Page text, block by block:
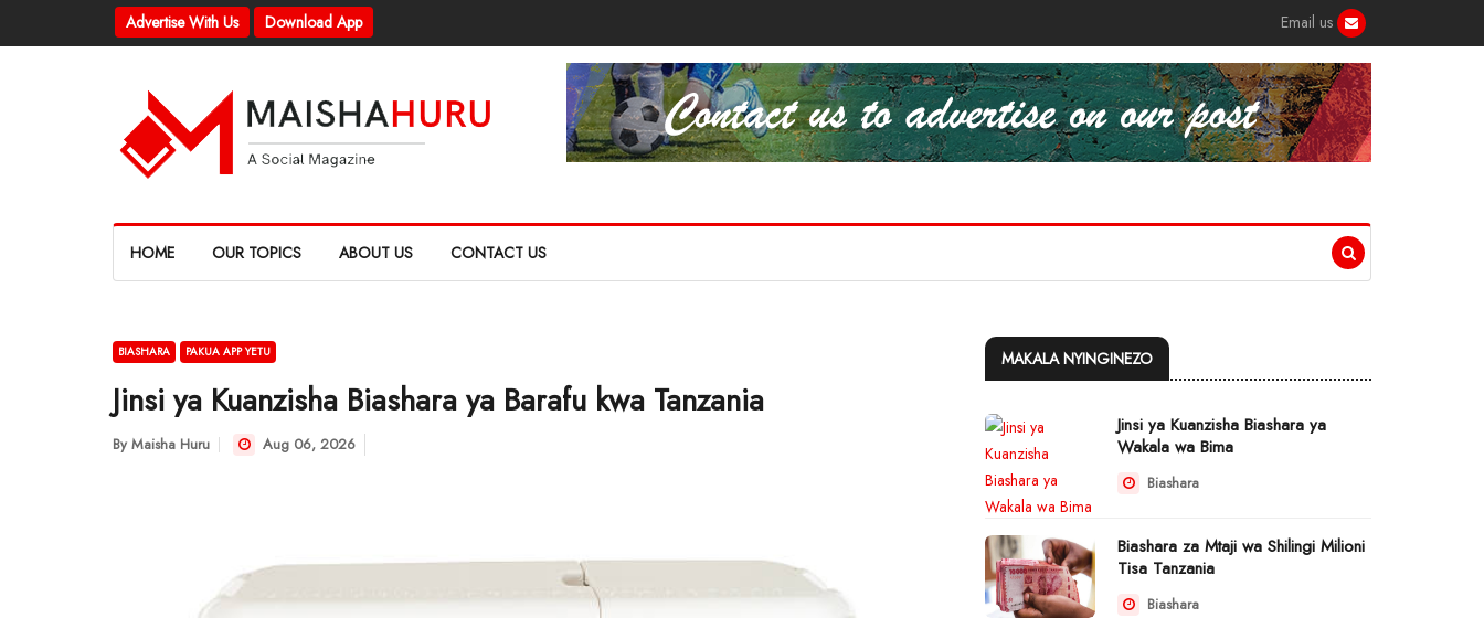
Advertise With Us Download App Email us
HOME OUR TOPICS ABOUT US CONTACT US
BIASHARA PAKUA APP YETU
Jinsi ya Kuanzisha Biashara ya Barafu kwa Tanzania
By Maisha Huru Aug 06, 2026
MAKALA NYINGINEZO
Jinsi ya Kuanzisha Biashara ya
Wakala wa Bima
Biashara
Biashara za Mtaji wa Shilingi Milioni
Tisa Tanzania
Biashara